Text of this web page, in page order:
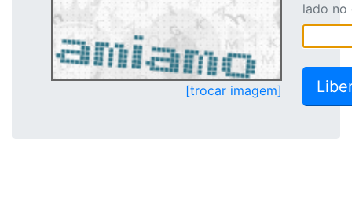
[trocar imagem]
lado no